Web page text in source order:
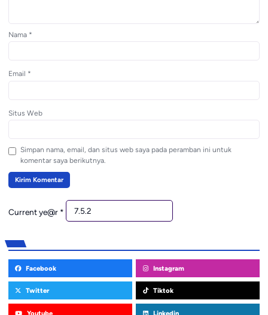
Nama *
Email *
Situs Web
Simpan nama, email, dan situs web saya pada peramban ini untuk
komentar saya berikutnya.
Current ye@r *
Facebook Instagram
Twitter Tiktok
Youtube Linkedin